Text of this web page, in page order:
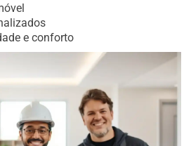
e conforto